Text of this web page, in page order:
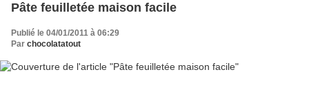
Pâte feuilletée maison facile
Publié le 04/01/2011 à 06:29
Par chocolatatout